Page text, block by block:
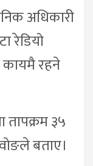
अधिकारी
रेडियो
कायमै रहने
तापक्रम ३५
वोङले बताए।